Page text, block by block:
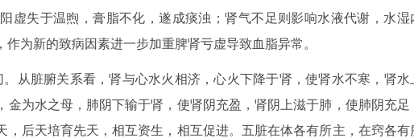
虚失于温煦，膏脂不化，遂成痰浊；肾气不足则影响水液代谢，水湿
为新的致病因素进一步加重脾肾亏虚导致血脂异常。
从脏腑关系看，肾与心水火相济，心火下降于肾，使肾水不寒，肾水
为水之母，肺阴下输于肾，使肾阴充盈，肾阴上滋于肺，使肺阴充足
，后天培育先天，相互资生，相互促进。五脏在体各有所主，在窍各有